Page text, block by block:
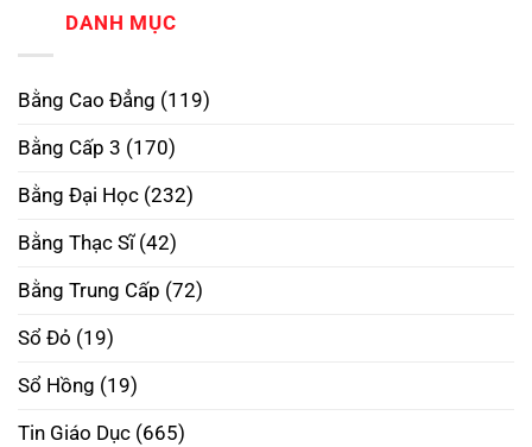
Bỏ
Tương
Học
Mở
Tương
Lai
luận
ở
Bằng
3
Tại
Nội
Uy
Phôi
Đúng
Pháp
DANH MỤC
Bằng Cao Đẳng (119)
Bằng Cấp 3 (170)
Bằng Đại Học (232)
Bằng Thạc Sĩ(42)
Bằng Trung Cấp (72)
Sổ Đỏ (19)
Sổ Hồng (19)
Tin Giáo Dục (665)